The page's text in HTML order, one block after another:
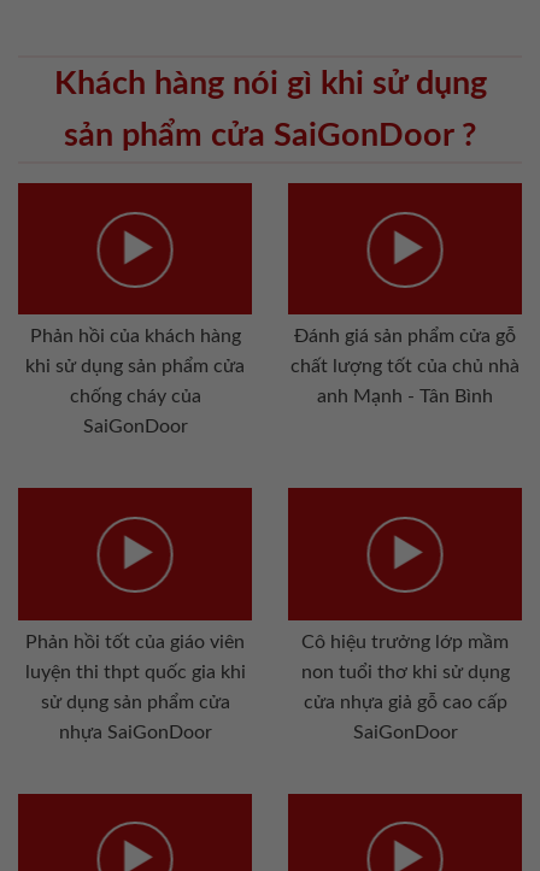
Khách hàng nói gì khi sử dụng
sản phẩm cửa SaiGonDoor ?
Phản hồi của khách hàng
khi sử dụng sản phẩm cửa
chống cháy của
SaiGonDoor
Đánh giá sản phẩm cửa gỗ
chất lượng tốt của chủ nhà
anh Mạnh - Tân Bình
Phản hồi tốt của giáo viên
luyện thi thpt quốc gia khi
sử dụng sản phẩm cửa
nhựa SaiGonDoor
Cô hiệu trưởng lớp mầm
non tuổi thơ khi sử dụng
cửa nhựa giả gỗ cao cấp
SaiGonDoor